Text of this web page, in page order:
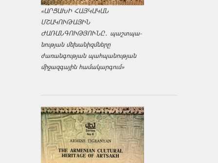
«ԱՐՑԱԽԻ ՀԱՅԿԱԿԱՆ
ՄՇԱԿՈՒԹԱՅԻՆ
ԺԱՌԱՆԳՈՒԹՅՈՒՆԸ․ պաշտպա­
նության մեխանիզմները
ժառանգության պահպանության
միջազ­գային համակարգում»